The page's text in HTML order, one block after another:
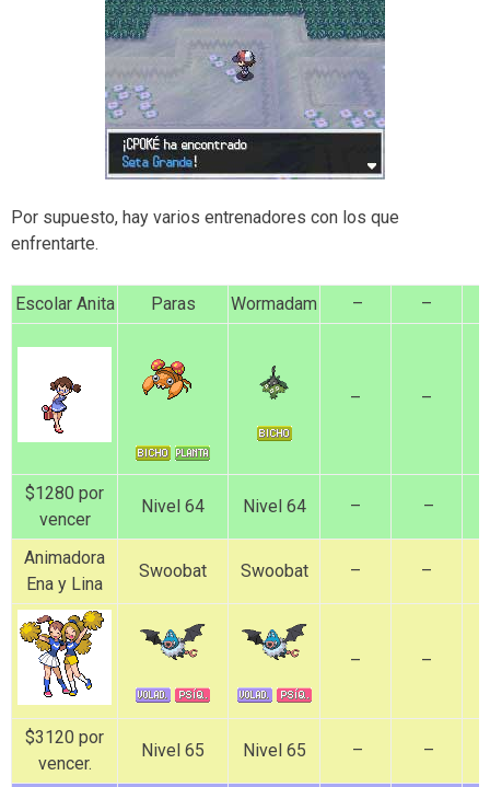
Por supuesto, hay varios entrenadores con los que
enfrentarte.
Escolar Anita Paras Wormadam – –
– –
$1280 por
vencer
Nivel 64 Nivel 64 – –
Animadora
Ena y Lina
Swoobat Swoobat – –
– –
$3120 por
vencer.
Nivel 65 Nivel 65 – –